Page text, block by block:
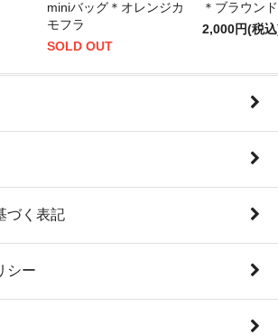
miniバッグ＊オレンジカ
モフラ
SOLD OUT
＊ブラウン
2,000円(税
づく表記
シー